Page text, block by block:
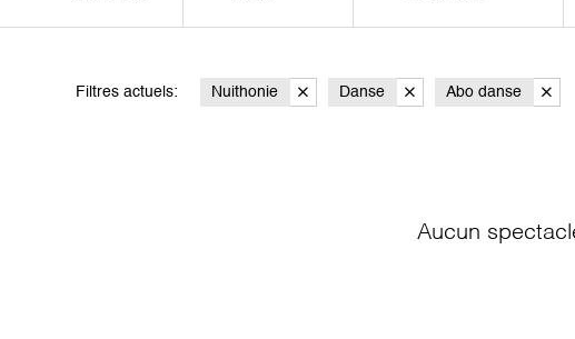
Filtres actuels: Nuithonie Danse Abo danse
Aucun